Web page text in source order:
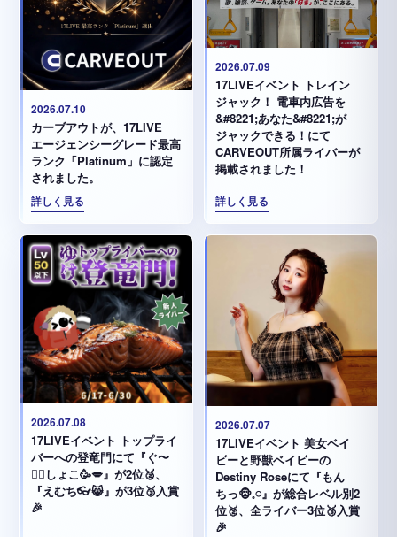
2026.07.10
カーブアウトが、17LIVE
エージェンシーグレード最高
ランク「Platinum」に認定
されました。
詳しく見る
2026.07.09
17LIVEイベント トレイン
ジャック！ 電車内広告を
&#8221;あなた&#8221;が
ジャックできる！にて
CARVEOUT所属ライバーが
掲載されました！
詳しく見る
2026.07.08
17LIVEイベント トップライ
バーへの登竜門にて『ぐ〜
✊🏻‪しょこ🥳💋』が2位🥈、
『えむち👓😸』が3位🥉入賞
🎉
2026.07.07
17LIVEイベント 美女ベイ
ビーと野獣ベイビーの
Destiny Roseにて『もん
ちっ🐵𓈒𓏸︎︎︎︎』が総合レベル別2
位🥈、全ライバー3位🥉入賞
🎉